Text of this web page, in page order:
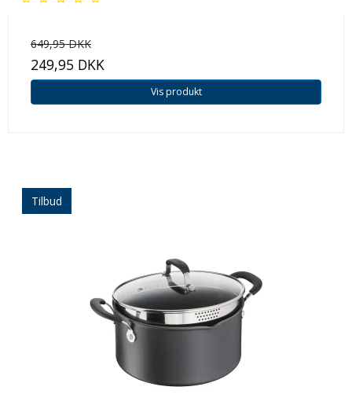
649,95 DKK
249,95 DKK
Vis produkt
Tilbud